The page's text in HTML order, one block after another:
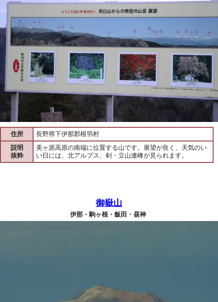
住所
長野県下伊那郡根羽村
説明
抜粋
美ヶ原高原の南端に位置する山です。展望が良く、天気のい
い日には、北アルプス、剣・立山連峰が見られます。
御嶽山
伊那・駒ヶ根・飯田・昼神